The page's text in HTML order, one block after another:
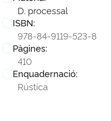
D. processal
ISBN:
978-84-9119-523-8
Pàgines:
410
Enquadernació:
Rústica